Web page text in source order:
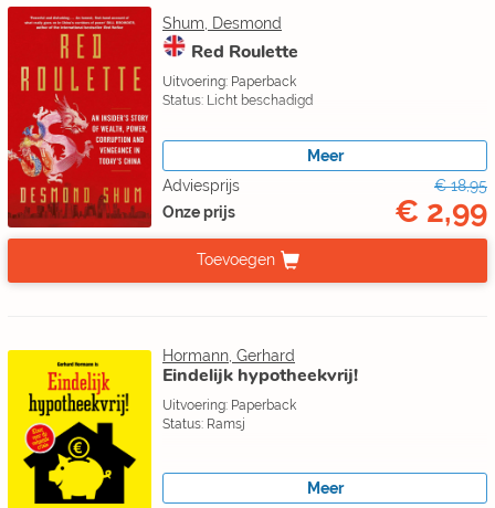
Shum, Desmond
Red Roulette
Uitvoering: Paperback
Status: Licht beschadigd
Meer
Adviesprijs
€ 18,95
Onze prijs
€ 2,99
Toevoegen
Hormann, Gerhard
Eindelijk hypotheekvrij!
Uitvoering: Paperback
Status: Ramsj
Meer